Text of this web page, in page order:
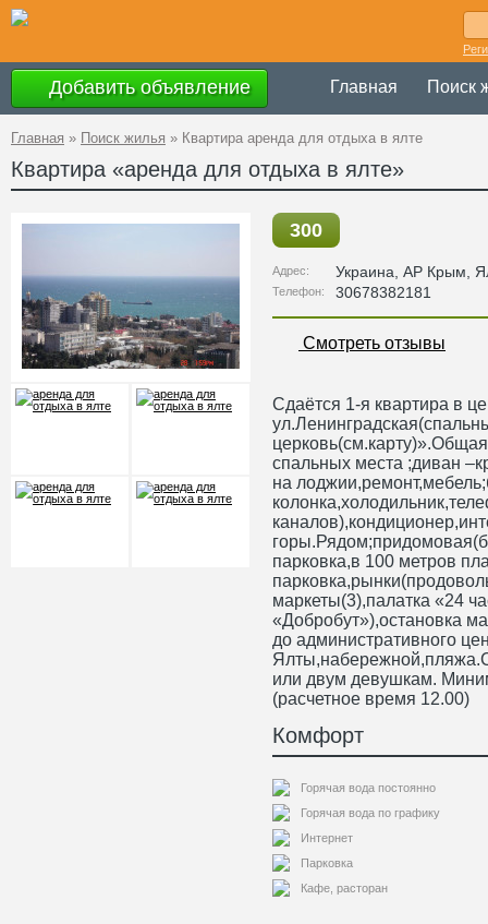
Добавить объявление Главная Поиск
Главная » Поиск жилья » Квартира аренда для отдыха в ялте
Квартира «аренда для отдыха в ялте»
300
Адрес: Украина АР Крым ,
Телефон: 30678382181
Смотреть отзывы
Сдаётся 1-я квартира в
спальных места ;диван
на
парковка,в 100 метров
маркеты(3),палатка «24
«Добробут»),остановка
до административного
или двум девушкам.
(расчетное время 12.00)
Комфорт
Горячая вода постоянно
Горячая вода по графику
Интернет
Парковка
Кафе, расторан